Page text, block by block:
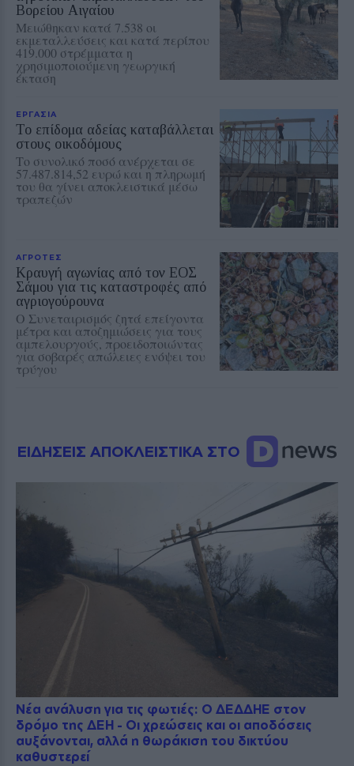
Βορείου Αιγαίου
Μειώθηκαν κατά 7.538 οι
εκμεταλλεύσεις και κατά περίπου
419.000 στρέμματα η
χρησιμοποιούμενη γεωργική
έκταση
ΕΡΓΑΣΙΑ
Το επίδομα αδείας καταβάλλεται
στους οικοδόμους
Το συνολικό ποσό ανέρχεται σε
57.487.814,52 ευρώ και η πληρωμή
του θα γίνει αποκλειστικά μέσω
τραπεζών
ΑΓΡΟΤΕΣ
Κραυγή αγωνίας από τον ΕΟΣ
Σάμου για τις καταστροφές από
αγριογούρουνα
Ο Συνεταιρισμός ζητά επείγοντα
μέτρα και αποζημιώσεις για τους
αμπελουργούς, προειδοποιώντας
για σοβαρές απώλειες ενόψει του
τρύγου
ΕΙΔΗΣΕΙΣ ΑΠΟΚΛΕΙΣΤΙΚΑ ΣΤΟ
Νέα ανάλυση για τις φωτιές: Ο ΔΕΔΔΗΕ στον
δρόμο της ΔΕΗ - Οι χρεώσεις και οι αποδόσεις
αυξάνονται, αλλά η θωράκιση του δικτύου
καθυστερεί